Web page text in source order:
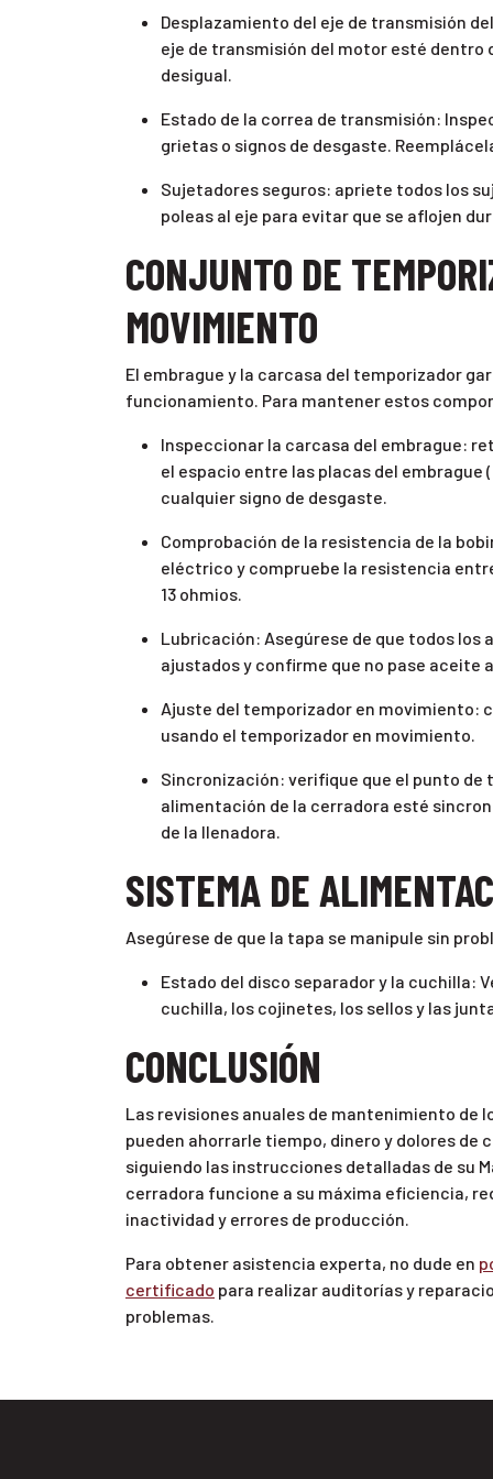
Desplazamiento del eje de transmisión
eje de transmisión del motor esté
desigual.
Estado de la correa de transmisión:
grietas o signos de desgaste.
Sujetadores seguros: apriete todos los
poleas al eje para evitar que se aflojen
CONJUNTO DE
MOVIMIENTO
El embrague y la carcasa del temporizador
funcionamiento. Para mantener estos
Inspeccionar la carcasa del embrague:
el espacio entre las placas del embrague
cualquier signo de desgaste.
Comprobación de la resistencia de la
eléctrico y compruebe la resistencia
13 ohmios.
Lubricación: Asegúrese de que todos los
ajustados y confirme que no pase aceite
Ajuste del temporizador en movimiento:
usando el temporizador en movimiento.
Sincronización: verifique que el punto de
alimentación de la cerradora esté
de la llenadora.
SISTEMA DE
Asegúrese de que la tapa se manipule sin
Estado del disco separador y la cuchilla:
cuchilla, los cojinetes, los sellos y las
CONCLUSIÓN
Las revisiones anuales de mantenimiento de
pueden ahorrarle tiempo, dinero y dolores de
siguiendo las instrucciones detalladas de su
cerradora funcione a su máxima eficiencia,
inactividad y errores de producción.
Para obtener asistencia experta, no dude en
certificado para realizar auditorías y
problemas.